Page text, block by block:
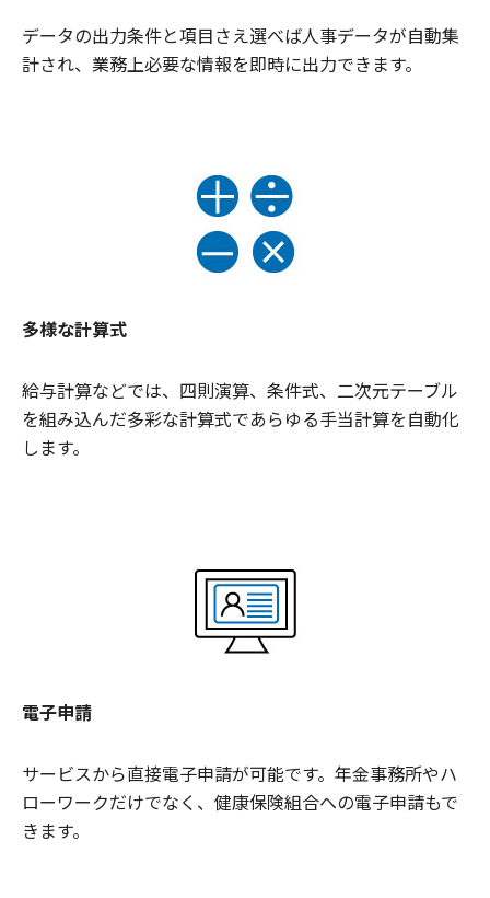
データの出力条件と項目さえ選べば人事データが自動集
計され、業務上必要な情報を即時に出力できます。
多様な計算式
給与計算などでは、四則演算、条件式、二次元テーブル
を組み込んだ多彩な計算式であらゆる手当計算を自動化
します。
電子申請
サービスから直接電子申請が可能です。年金事務所やハ
ローワークだけでなく、健康保険組合への電子申請もで
きます。